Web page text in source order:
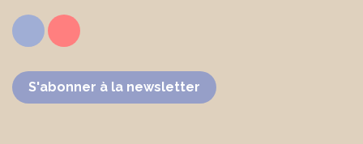
FacebookYoutube
S'abonner à la newsletter